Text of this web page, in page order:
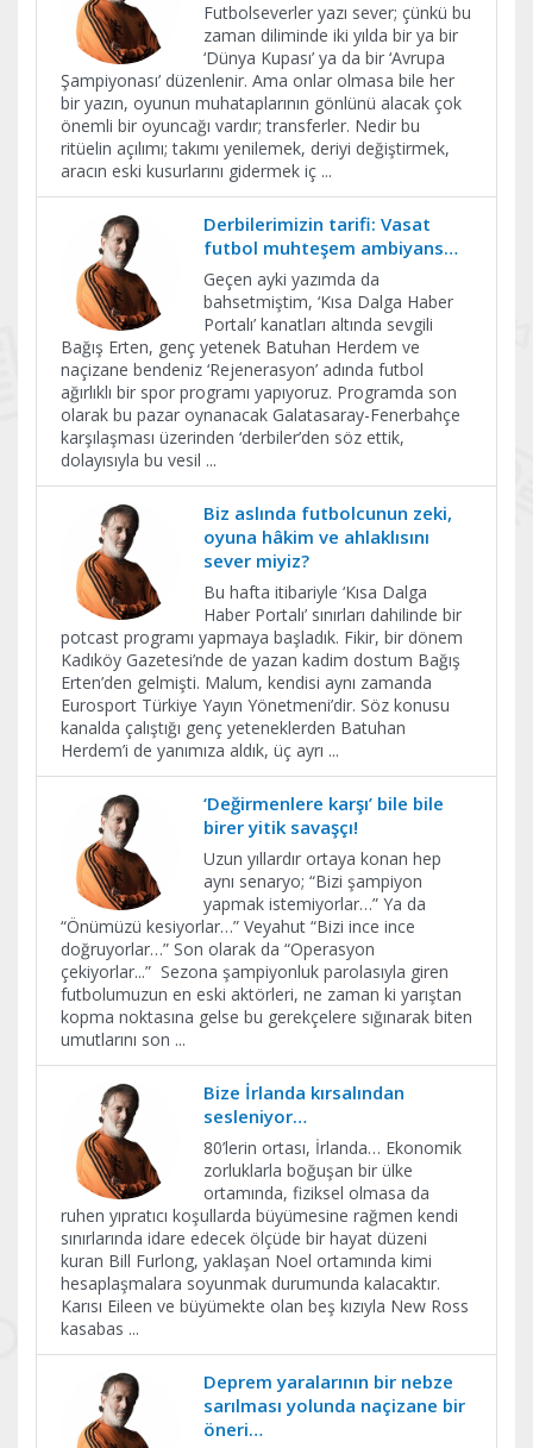
Futbolseverler yazı sever; çünkü bu
zaman diliminde iki yılda bir ya bir
‘Dünya Kupası’ ya da bir ‘Avrupa
Şampiyonası’ düzenlenir. Ama onlar olmasa bile her
bir yazın, oyunun muhataplarının gönlünü alacak çok
önemli bir oyuncağı vardır; transferler. Nedir bu
ritüelin açılımı; takımı yenilemek, deriyi değiştirmek,
aracın eski kusurlarını gidermek iç ...
Derbilerimizin tarifi: Vasat
futbol muhteşem ambiyans…
Geçen ayki yazımda da
bahsetmiştim, ‘Kısa Dalga Haber
Portalı’ kanatları altında sevgili
Bağış Erten, genç yetenek Batuhan Herdem ve
naçizane bendeniz ‘Rejenerasyon’ adında futbol
ağırlıklı bir spor programı yapıyoruz. Programda son
olarak bu pazar oynanacak Galatasaray-Fenerbahçe
karşılaşması üzerinden ‘derbiler’den söz ettik,
dolayısıyla bu vesil ...
Biz aslında futbolcunun zeki,
oyuna hâkim ve ahlaklısını
sever miyiz?
Bu hafta itibariyle ‘Kısa Dalga
Haber Portalı’ sınırları dahilinde bir
potcast programı yapmaya başladık. Fikir, bir dönem
Kadıköy Gazetesi’nde de yazan kadim dostum Bağış
Erten’den gelmişti. Malum, kendisi aynı zamanda
Eurosport Türkiye Yayın Yönetmeni’dir. Söz konusu
kanalda çalıştığı genç yeteneklerden Batuhan
Herdem’i de yanımıza aldık, üç ayrı ...
‘Değirmenlere karşı’ bile bile
birer yitik savaşçı!
Uzun yıllardır ortaya konan hep
aynı senaryo; “Bizi şampiyon
yapmak istemiyorlar…” Ya da
“Önümüzü kesiyorlar…” Veyahut “Bizi ince ince
doğruyorlar…” Son olarak da “Operasyon
çekiyorlar...” Sezona şampiyonluk parolasıyla giren
futbolumuzun en eski aktörleri, ne zaman ki yarıştan
kopma noktasına gelse bu gerekçelere sığınarak biten
umutlarını son ...
Bize İrlanda kırsalından
sesleniyor…
80’lerin ortası, İrlanda… Ekonomik
zorluklarla boğuşan bir ülke
ortamında, fiziksel olmasa da
ruhen yıpratıcı koşullarda büyümesine rağmen kendi
sınırlarında idare edecek ölçüde bir hayat düzeni
kuran Bill Furlong, yaklaşan Noel ortamında kimi
hesaplaşmalara soyunmak durumunda kalacaktır.
Karısı Eileen ve büyümekte olan beş kızıyla New Ross
kasabas ...
Deprem yaralarının bir nebze
sarılması yolunda naçizane bir
öneri…